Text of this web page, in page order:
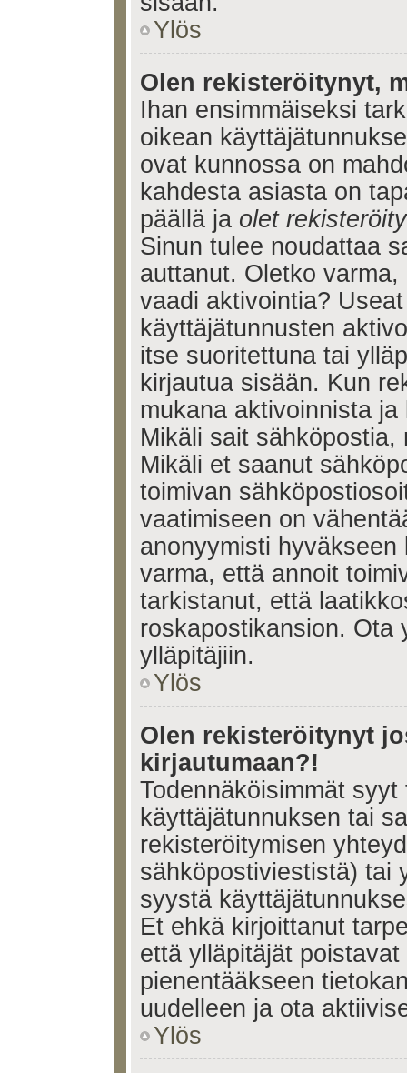
Ylös
Olen rekisteröitynyt,
Ihan ensimmäiseksi
oikean
ovat kunnossa on
kahdesta asiasta on
päällä ja olet
Sinun tulee noudattaa
auttanut. Oletko
vaadi aktivointia?
käyttäjätunnusten
itse suoritettuna tai
kirjautua sisään. Kun
mukana aktivoinnista
Mikäli sait
Mikäli et saanut
toimivan
vaatimiseen on
anonyymisti
varma, että annoit
tarkistanut, että
roskapostikansion. Ota
ylläpitäjiin.
Ylös
Olen rekisteröitynyt
kirjautumaan?!
Todennäköisimmät
käyttäjätunnuksen tai
rekisteröitymisen
sähköpostiviestistä) tai
syystä
Et ehkä kirjoittanut
että ylläpitäjät
pienentääkseen
uudelleen ja ota
Ylös